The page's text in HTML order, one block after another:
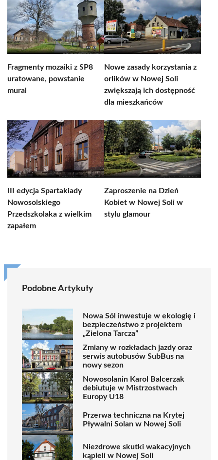
Fragmenty mozaiki z SP8
uratowane, powstanie
mural
Nowe zasady korzystania z
orlików w Nowej Soli
zwiększają ich dostępność
dla mieszkańców
III edycja Spartakiady
Nowosolskiego
Przedszkolaka z wielkim
zapałem
Zaproszenie na Dzień
Kobiet w Nowej Soli w
stylu glamour
Podobne Artykuły
Nowa Sól inwestuje w ekologię i
bezpieczeństwo z projektem
„Zielona Tarcza”
Zmiany w rozkładach jazdy oraz
serwis autobusów SubBus na
nowy sezon
Nowosolanin Karol Balcerzak
debiutuje w Mistrzostwach
Europy U18
Przerwa techniczna na Krytej
Pływalni Solan w Nowej Soli
Niezdrowe skutki wakacyjnych
kąpieli w Nowej Soli